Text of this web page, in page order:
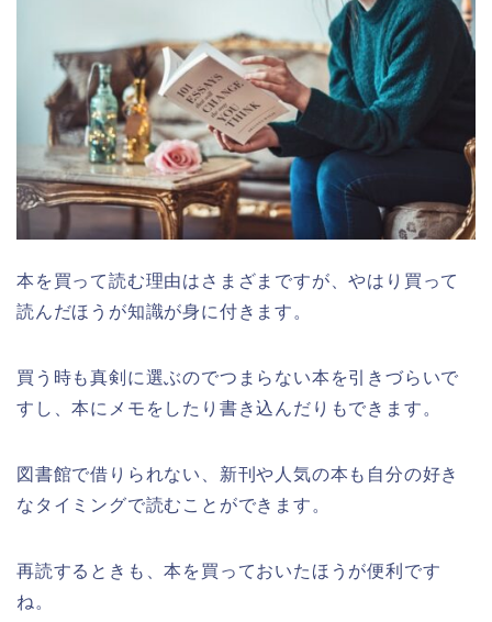
本を買って読む理由はさまざまですが、やはり買って
読んだほうが知識が身に付きます。
買う時も真剣に選ぶのでつまらない本を引きづらいで
すし、本にメモをしたり書き込んだりもできます。
図書館で借りられない、新刊や人気の本も自分の好き
なタイミングで読むことができます。
再読するときも、本を買っておいたほうが便利です
ね。